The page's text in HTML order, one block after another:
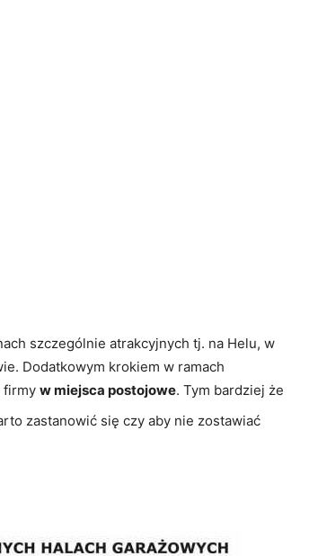
szczególnie atrakcyjnych tj. na Helu, w
Dodatkowym krokiem w ramach
firmy w miejsca postojowe. Tym bardziej że
zastanowić się czy aby nie zostawiać